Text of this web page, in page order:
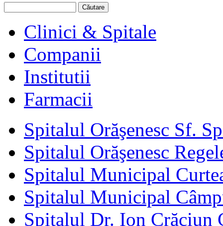
Clinici & Spitale
Companii
Institutii
Farmacii
Spitalul Orăşenesc Sf.
Spitalul Orăşenesc
Spitalul Municipal
Spitalul Municipal
Spitalul Dr. Ion Crăciun